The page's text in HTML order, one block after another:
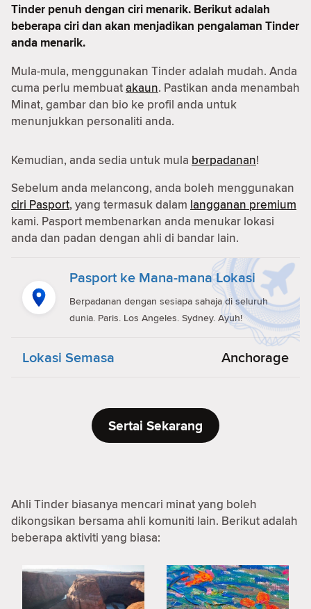
Tinder penuh dengan ciri menarik. Berikut adalah
beberapa ciri dan akan menjadikan pengalaman Tinder
anda menarik.
Mula-mula, menggunakan Tinder adalah mudah. Anda
cuma perlu membuatakaun. Pastikan anda menambah
Minat, gambar dan bio ke profil anda untuk
menunjukkan personaliti anda.
Kemudian, anda sedia untuk mula berpadanan!
Sebelum anda melancong, anda boleh menggunakan
ciri Pasport, yang termasuk dalam langganan premium
kami. Pasport membenarkan anda menukar lokasi
anda dan padan dengan ahli di bandar lain.
Pasport ke Mana-mana Lokasi
Berpadanan dengan sesiapa sahaja di seluruh
dunia. Paris. Los Angeles. Sydney. Ayuh!
Lokasi Semasa Anchorage
Sertai Sekarang
Ahli Tinder biasanya mencari minat yang boleh
dikongsikan bersama ahli komuniti lain. Berikut adalah
beberapa aktiviti yang biasa: